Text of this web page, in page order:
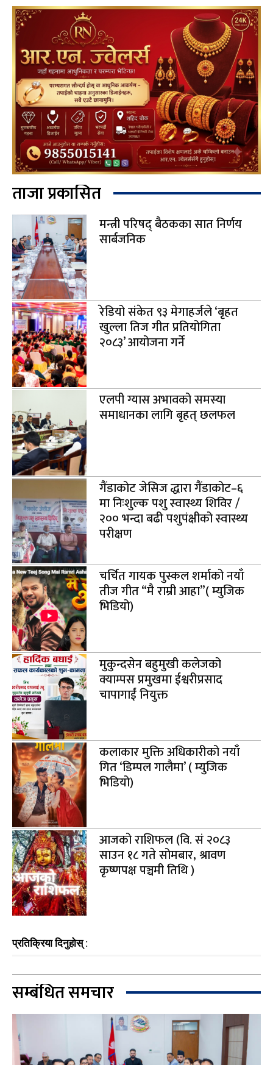
ताजा प्रकासित
मन्त्री परिषद् बैठकका सात निर्णय
सार्बजनिक
रेडियो संकेत ९३ मेगाहर्जले ‘बृहत
खुल्ला तिज गीत प्रतियोगिता
२०८३’ आयोजना गर्ने
एलपी ग्यास अभावको समस्या
समाधानका लागि बृहत् छलफल
गैंडाकोट जेसिज द्धारा गैंडाकोट–६
मा निःशुल्क पशु स्वास्थ्य शिविर /
२०० भन्दा बढी पशुपंक्षीको स्वास्थ्य
परीक्षण
चर्चित गायक पुस्कल शर्माको नयाँ
तीज गीत “मै राम्री आहा”( म्युजिक
भिडियो)
मुकुन्दसेन बहुमुखी कलेजको
क्याम्पस प्रमुखमा ईश्वरीप्रसाद
चापागाईं नियुक्त
कलाकार मुक्ति अधिकारीको नयाँ
गित ‘डिम्पल गालैमा’ ( म्युजिक
भिडियो)
आजको राशिफल (वि. सं २०८३
साउन १८ गते सोमबार, श्रावण
कृष्णपक्ष पञ्चमी तिथि )
प्रतिक्रिया दिनुहोस् :
सम्बंधित समचार